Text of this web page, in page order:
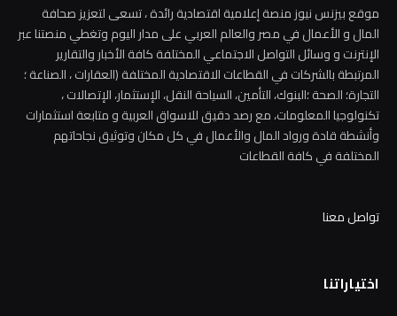
موقع بيزنس نيوز منصة إعلامية اقتصادية رائدة ، تسعى لتعزيز صحافة
المال و الأعمال في مصر والعالم العربي على مدار اليوم وتغطي منصتنا عبر
الإنترنت و وسائل التواصل الاجتماعي المختلفة كافة الأخبار والتقارير
المرتبطة بالشركات في القطاعات الاقتصادية المختلفة (العقارات ، الصناعة ؛
التجارة؛ الصحة ؛البنوك، التأمين، السياحة النقل، الإستثمار، الإتصالات ،
تكنولوجيا المعلومات، مع رصد دقيق للاسواق العربية و متابعة استثمارات
وأنشطة قادة ورواد المال والأعمال في كل مكان وتوثيق نجاحاتهم
المختلفة في كافة القطاعات
تواصل معنا
اختياراتنا